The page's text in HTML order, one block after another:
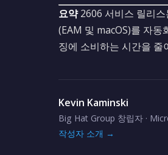
요약2606 서비스 릴리스
(EAM 및 macOS)를 자
징에 소비하는 시간을 줄
Kevin Kaminski
Big Hat Group 창립자 ·
작성자 소개 →